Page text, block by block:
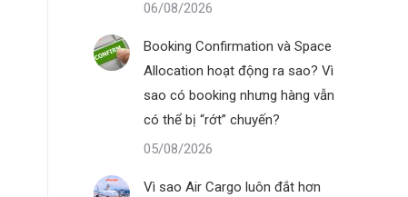
06/08/2026
Booking Confirmation và Space
Allocation hoạt động ra sao? Vì
sao có booking nhưng hàng vẫn
có thể bị “rớt” chuyến?
05/08/2026
Vì sao Air Cargo luôn đắt hơn